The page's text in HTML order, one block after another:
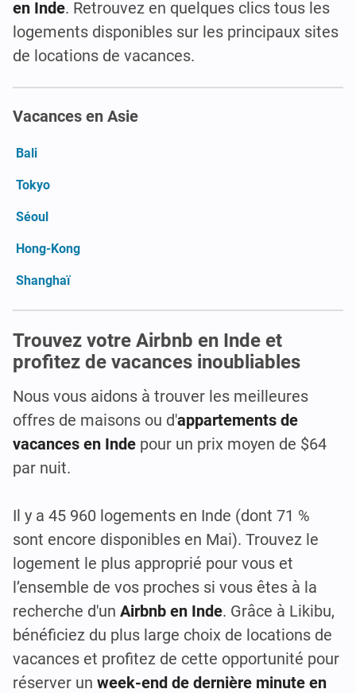
en Inde. Retrouvez en quelques clics tous les
logements disponibles sur les principaux sites
de locations de vacances.
Vacances en Asie
Bali
Tokyo
Séoul
Hong-Kong
Shanghaï
Trouvez votre Airbnb en Inde et
profitez de vacances inoubliables
Nous vous aidons à trouver les meilleures
offres de maisons ou d'appartements de
vacances en Inde pour un prix moyen de $64
par nuit.
Il y a 45 960 logements en Inde (dont 71 %
sont encore disponibles en Mai). Trouvez le
logement le plus approprié pour vous et
l’ensemble de vos proches si vous êtes à la
recherche d'un Airbnb en Inde. Grâce à Likibu,
bénéficiez du plus large choix de locations de
vacances et profitez de cette opportunité pour
réserver un week-end de dernière minute en